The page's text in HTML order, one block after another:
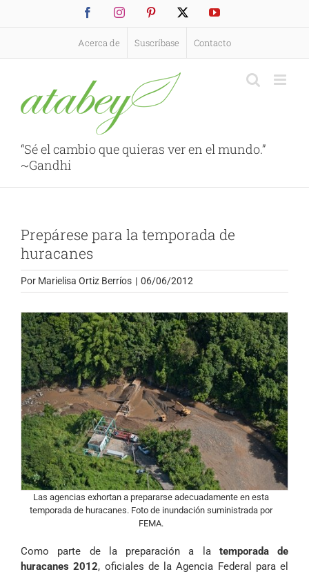
FacebookInstagramPinterest YouTube
Acerca de Suscríbase Contacto
“Sé el cambio que quieras ver en el mundo.”
~Gandhi
Prepárese para la temporada de
huracanes
Por Marielisa Ortiz Berríos | 06/06/2012
Las agencias exhortan a prepararse adecuadamente en esta
temporada de huracanes. Foto de inundación suministrada por
FEMA.
Como parte de la preparación a la temporada de
huracanes 2012, oficiales de la Agencia Federal para el